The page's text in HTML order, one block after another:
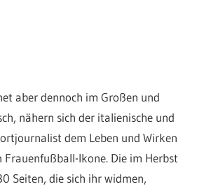
aber dennoch im Großen und
nähern sich der italienische und
dem Leben und Wirken
Frauenfußball-Ikone. Die im Herbst
Seiten, die sich ihr widmen,